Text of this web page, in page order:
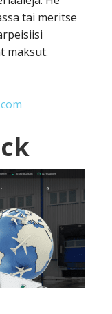
tai meritse
maksut.